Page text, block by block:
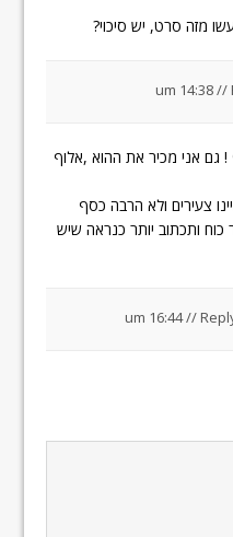
מזה סרט, יש סיכוי?
//
! גם אני מכיר את ההוא ,אלוף
צעירים ולא הרבה כסף
כוח ותכתוב יותר כנראה שיש
//